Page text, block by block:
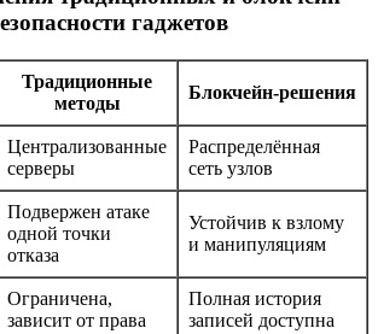
гаджетов
Традиционные
методы
Блокчейн-решения
Централизованные
серверы
Распределённая
сеть узлов
Подвержен атаке
одной точки
отказа
Устойчив к взлому
и манипуляциям
Ограничена,
зависит от права
Полная история
записей доступна